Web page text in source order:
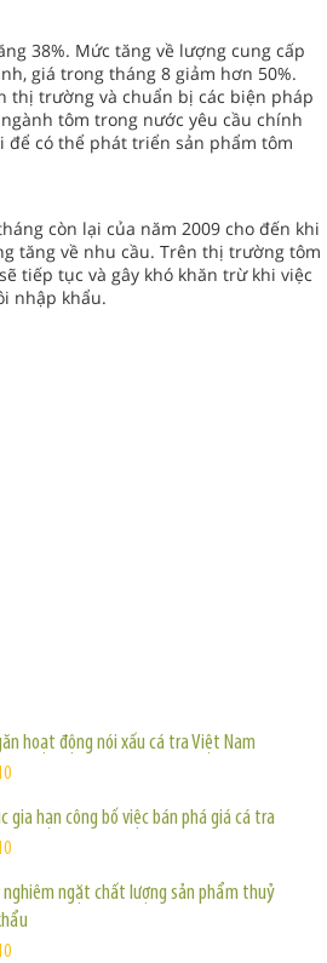
38%. Mức tăng về lượng cung cấp
giá trong tháng 8 giảm hơn 50%.
thị trường và chuẩn bị các biện pháp
tôm trong nước yêu cầu chính
có thể phát triển sản phẩm tôm
còn lại của năm 2009 cho đến khi
tăng về nhu cầu. Trên thị trường tôm
tiếp tục và gây khó khăn trừ khi việc
nhập khẩu.
hoạt động nói xấu cá tra Việt Nam
gia hạn công bố việc bán phá giá cá tra
nghiêm ngặt chất lượng sản phẩm thuỷ